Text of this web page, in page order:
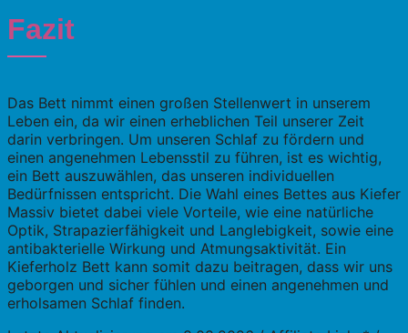
Fazit
Das Bett nimmt einen großen Stellenwert in unserem
Leben ein, da wir einen erheblichen Teil unserer Zeit
darin verbringen. Um unseren Schlaf zu fördern und
einen angenehmen Lebensstil zu führen, ist es wichtig,
ein Bett auszuwählen, das unseren individuellen
Bedürfnissen entspricht. Die Wahl eines Bettes aus Kiefer
Massiv bietet dabei viele Vorteile, wie eine natürliche
Optik, Strapazierfähigkeit und Langlebigkeit, sowie eine
antibakterielle Wirkung und Atmungsaktivität. Ein
Kieferholz Bett kann somit dazu beitragen, dass wir uns
geborgen und sicher fühlen und einen angenehmen und
erholsamen Schlaf finden.